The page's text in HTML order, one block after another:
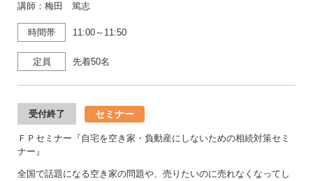
講師：梅田 篤志
時間帯 11:00～11:50
定員 先着50名
受付終了 セミナー
ＦＰセミナー『自宅を空き家・負動産にしないための相続対策セミ
ナー』
全国で話題になる空き家の問題や、売りたいのに売れなくなってし